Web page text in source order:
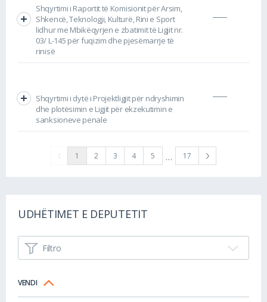
Shqyrtimi i Raportit të Komisionit për Arsim,
Shkencë, Teknologji, Kulturë, Rini e Sport
lidhur me Mbikëqyrjen e zbatimit të Ligjit nr.
03/ L-145 për fuqizim dhe pjesëmarrje të
rinisë
Shqyrtimi i dytë i Projektligjit për ndryshimin
dhe plotësimin e Ligjit për ekzekutimin e
sanksioneve penale
1 2 3 4 5 … 17
UDHËTIMET E DEPUTETIT
Filtro
VENDI